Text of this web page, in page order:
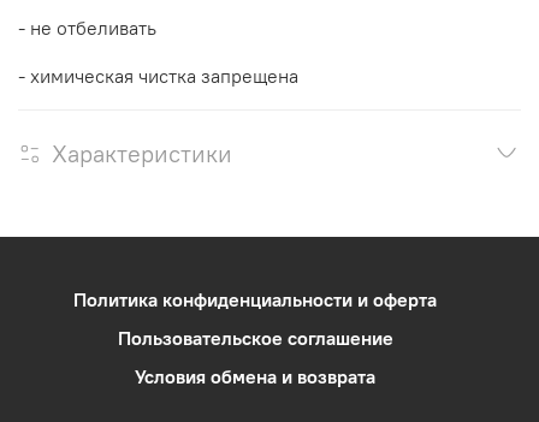
- не отбеливать
- химическая чистка запрещена
Характеристики
Политика конфиденциальности и оферта
Пользовательское соглашение
Условия обмена и возврата